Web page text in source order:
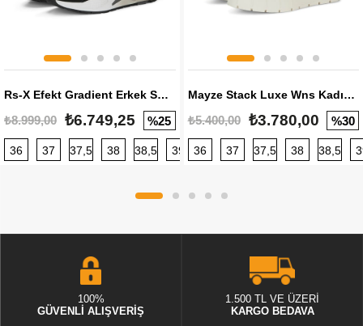
Rs-X Efekt Gradient Erkek Sneaker
₺8.999,00 ₺6.749,25 %25
36 37 37,5 38 38,5 39 40 40,5 41 42 42,5
Mayze Stack Luxe Wns Kadın Sneaker
₺5.400,00 ₺3.780,00 %30
36 37 37,5 38 38,5
100%
GÜVENLİ ALIŞVERİŞ
1.500 TL VE ÜZERİ
KARGO BEDAVA